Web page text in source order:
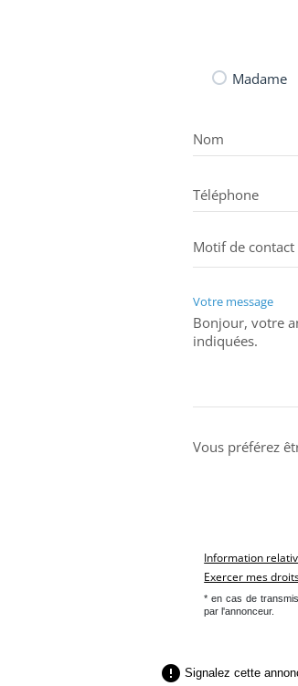
Madame
Nom
Téléphone
Votre message
Vous préférez
Information
Exercer mes
* en cas de
par l'annonceur.
 Signalez cette